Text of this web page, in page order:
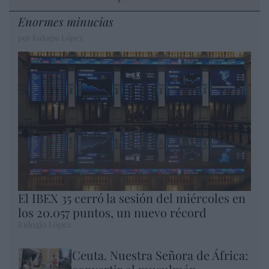
Enormes minucias
El IBEX 35 cerró la sesión del miércoles en
los 20.057 puntos, un nuevo récord
Ceuta. Nuestra Señora de África: